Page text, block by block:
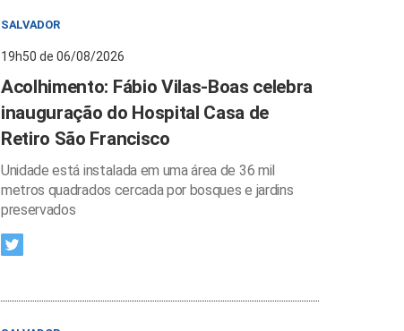
SALVADOR
19h50 de 06/08/2026
Acolhimento: Fábio Vilas-Boas celebra
inauguração do Hospital Casa de
Retiro São Francisco
Unidade está instalada em uma área de 36 mil
metros quadrados cercada por bosques e jardins
preservados